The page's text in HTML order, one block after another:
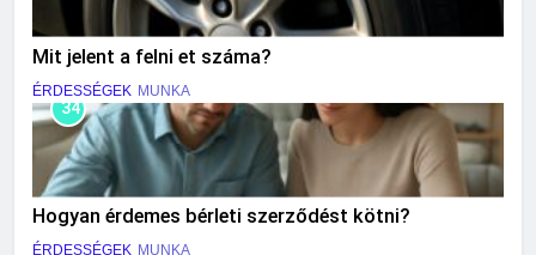
Mit jelent a felni et száma?
ÉRDESSÉGEK MUNKA
34
Hogyan érdemes bérleti szerződést kötni?
ÉRDESSÉGEK MUNKA